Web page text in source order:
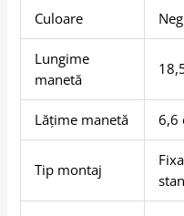
Culoare
Lungime
manetă
Lățime manetă 6,6
Tip montaj